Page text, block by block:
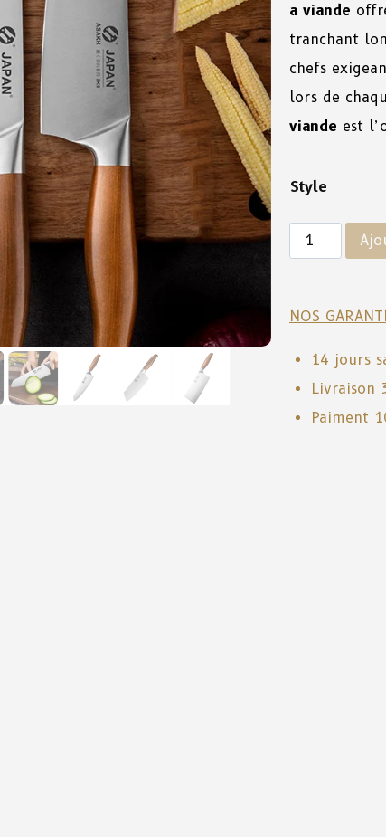
a viande
tranchant
chefs
lors de
viande est
Style
NOS
14 jours
Livraison
Paiment